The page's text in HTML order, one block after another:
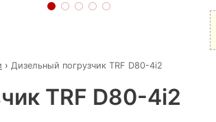
› Дизельный погрузчик TRF D80-4i2
TRF D80-4i2